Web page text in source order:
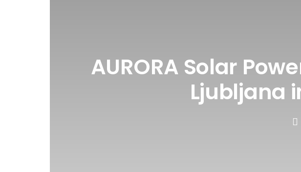
AURORA Solar
Ljubljana